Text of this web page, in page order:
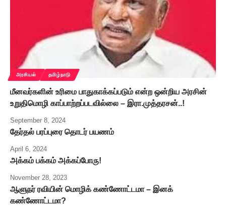
அரசியல் தமிழ்நாடு
மீனவர்களின் உரிமை பாதுகாக்கப்படும் என்ற ஒன்றிய அரசின்
உறுதிமொழி காப்பாற்றப்படவில்லை – இரா.முத்தரசன்..!
September 8, 2024
தேர்தல் பரப்புரை தொடர் பயணம்
April 6, 2024
அக்கம் பக்கம் அக்கப்போரு!
November 28, 2023
ஆளுநர் ரவியின் மொழிக் கண்ணோட்டமா – இனக்
கண்ணோட்டமா?